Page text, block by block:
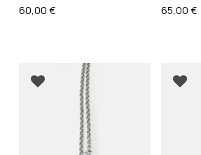
60,00 €
Añadir a favoritos
65,00€